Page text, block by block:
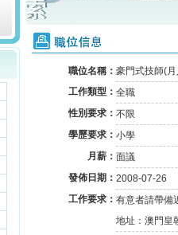
職位信息
職位名稱： 豪門式技師(
工作類型： 全職
性別要求： 不限
學歷要求： 小學
月薪： 面議
發佈日期： 2008-07-26
工作要求： 有意者請帶備
地址：澳門皇